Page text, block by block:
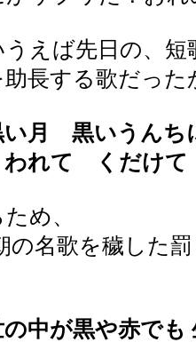
うえば先日の、
助長する歌だった
月 黒いうんち
て くだけて
め、
の名歌を穢した
中が黒や赤でも